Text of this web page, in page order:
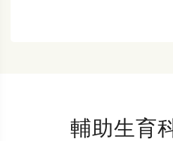
輔助生育